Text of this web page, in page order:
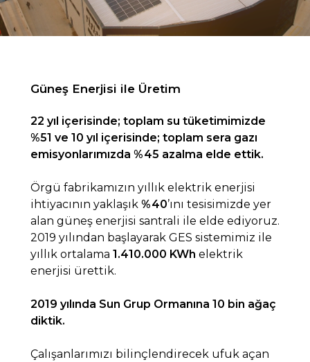
Güneş Enerjisi ile Üretim
22 yıl içerisinde; toplam su tüketimimizde
%51 ve 10 yıl içerisinde; toplam sera gazı
emisyonlarımızda %45 azalma elde ettik.
Örgü fabrikamızın yıllık elektrik enerjisi
ihtiyacının yaklaşık %40’ını tesisimizde yer
alan güneş enerjisi santrali ile elde ediyoruz.
2019 yılından başlayarak GES sistemimiz ile
yıllık ortalama 1.410.000 KWh elektrik
enerjisi ürettik.
2019 yılında Sun Grup Ormanına 10 bin ağaç
diktik.
Çalışanlarımızı bilinçlendirecek ufuk açan